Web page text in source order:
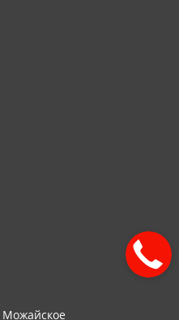
Можайское